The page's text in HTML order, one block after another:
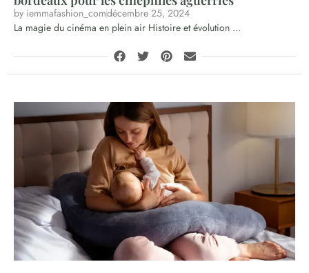
by iemmafashion_comdécembre 25, 2024
La magie du cinéma en plein air Histoire et évolution ...